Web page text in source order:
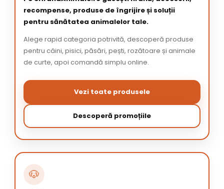
recompense, produse de îngrijire și soluții
pentru sănătatea animalelor tale.
Alege rapid categoria potrivită, descoperă produse
pentru câini, pisici, păsări, pești, rozătoare și animale
de curte, apoi comandă simplu online.
Vezi toate produsele
Descoperă promoțiile
🐶